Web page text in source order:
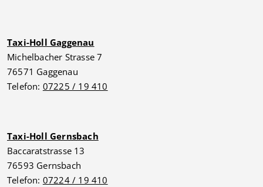
Taxi-Holl Gaggenau
Michelbacher Strasse 7
76571 Gaggenau
Telefon: 07225 / 19 410
Taxi-Holl Gernsbach
Baccaratstrasse 13
76593 Gernsbach
Telefon: 07224 / 19 410